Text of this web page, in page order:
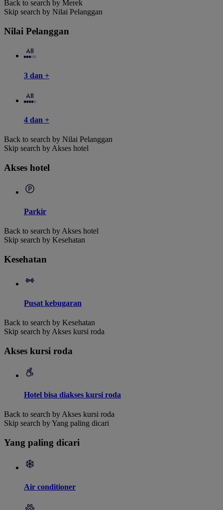
Back to search by Merek
Skip search by Nilai Pelanggan
Nilai Pelanggan
3 dan +
4 dan +
Back to search by Nilai Pelanggan
Skip search by Akses hotel
Akses hotel
Parkir
Back to search by Akses hotel
Skip search by Kesehatan
Kesehatan
Pusat kebugaran
Back to search by Kesehatan
Skip search by Akses kursi roda
Akses kursi roda
Hotel bisa diakses kursi roda
Back to search by Akses kursi roda
Skip search by Yang paling dicari
Yang paling dicari
Air conditioner